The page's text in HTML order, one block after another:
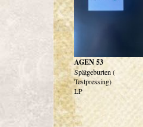
AGEN 53
Spätgeburten (
Testpressing)
LP